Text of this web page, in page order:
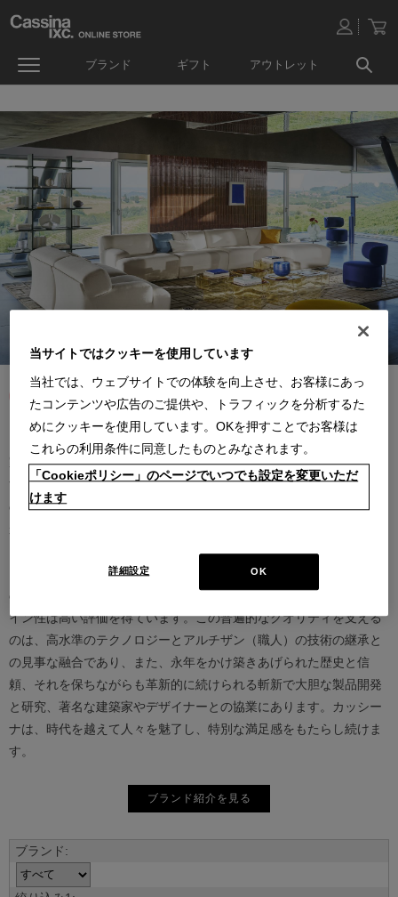
ブランド ギフト アウトレット
カッシーナは創業以来、インテリアの未来をデザインし続けてきた
家具業界では数少ないリーディングブランドとして知られていま
す。17世紀、イタリアで誕生したカッシーナは、教会の木製チェア
の製造に始まり、その後豪華客船の内装などを手掛け、技術力を確
ト・カッシーナによってカッシーナ社が設立されると、5０年代には
モダンファーニチャーの分野へと転身、その後多くの製品が世界中
の最も重要な美術館にコレクションされるなど、その完成度とデザ
イン性は高い評価を得ています。この普遍的なクオリティを支える
のは、高水準のテクノロジーとアルチザン（職人）の技術の継承と
の見事な融合であり、また、永年をかけ築きあげられた歴史と信
頼、それを保ちながらも革新的に続けられる斬新で大胆な製品開発
と研究、著名な建築家やデザイナーとの協業にあります。カッシー
ナは、時代を越えて人々を魅了し、特別な満足感をもたらし続けま
す。
ブランド紹介を見る
当サイトではクッキーを使用しています
当社では、ウェブサイトでの体験を向上させ、お客様にあっ
たコンテンツや広告のご提供や、トラフィックを分析するた
めにクッキーを使用しています。OKを押すことでお客様は
これらの利用条件に同意したものとみなされます。
「Cookieポリシー」のページでいつでも設定を変更いただ
けます
OK
詳細設定